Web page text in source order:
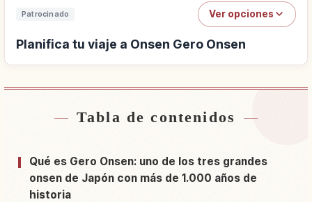
Patrocinado Ver opciones
Planifica tu viaje a Onsen Gero Onsen
Buscar alojamiento cerca de Onsen Gero Onsen
Buscar experiencias en Onsen Gero Onsen↗
Tabla de contenidos
Qué es Gero Onsen: uno de los tres grandes
onsen de Japón con más de 1.000 años de
historia